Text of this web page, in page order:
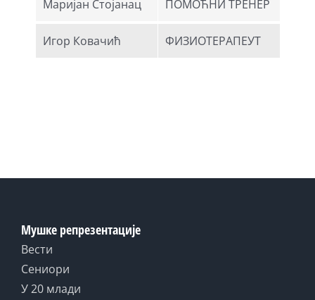
Маријан Стојанац ПОМОЋНИ ТРЕНЕР
Игор Ковачић ФИЗИОТЕРАПЕУТ
Мушке репрезентације
Вести
Сениори
У 20 млади